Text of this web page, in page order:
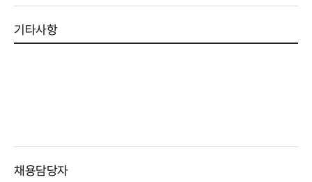
기타사항
채용담당자